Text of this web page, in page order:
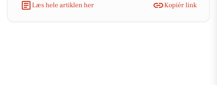
Læs hele artiklen her
Kopiér link